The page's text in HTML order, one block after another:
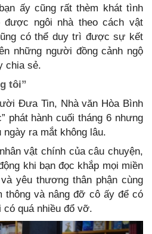
ấy cũng rất thèm khát tình
được ngôi nhà theo cách vật
có thể duy trì được sự kết
những người đồng cảnh ngộ
chia sẻ.
tôi”
Đưa Tin, Nhà văn Hòa Bình
phát hành cuối tháng 6 nhưng
ra mắt không lâu.
vật chính của câu chuyện,
khi bạn đọc khắp mọi miền
yêu thương thân phận cùng
thông và nâng đỡ cô ấy để có
quá nhiều đổ vỡ.